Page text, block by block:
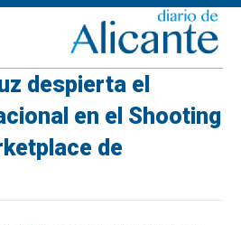
despierta el
en el Shooting
de